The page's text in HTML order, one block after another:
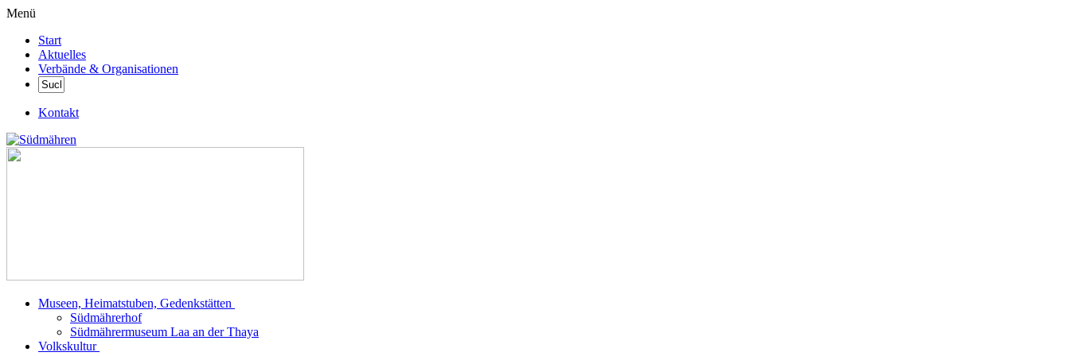
Menü
Start
Aktuelles
Verbände & Organisationen
Kontakt
Museen, Heimatstuben, Gedenkstätten
Südmährerhof
Südmährermuseum Laa an der Thaya
Volkskultur